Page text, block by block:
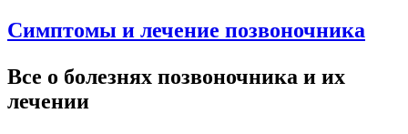
Симптомы и лечение позвоночника
Все о болезнях позвоночника и их
лечении